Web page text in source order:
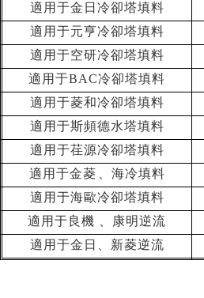
適用于金日冷卻塔填料
適用于元亨冷卻塔填料
適用于空研冷卻塔填料
適用于BAC冷卻塔填料
適用于菱和冷卻塔填料
適用于斯頻德水塔填料
適用于荏源冷卻塔填料
適用于金菱、海冷填料
適用于海歐冷卻塔填料
適用于良機、康明逆流
適用于金日、新菱逆流